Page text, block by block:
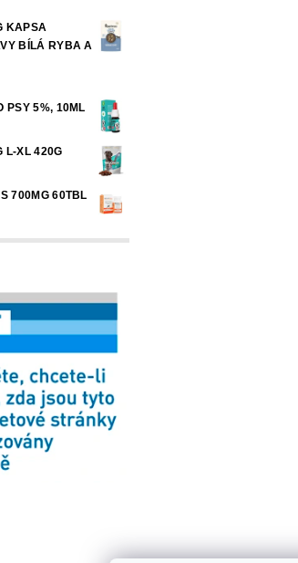
KAPSA
BÍLÁ RYBA A
PSY 5%, 10ML
L-XL 420G
700MG 60TBL